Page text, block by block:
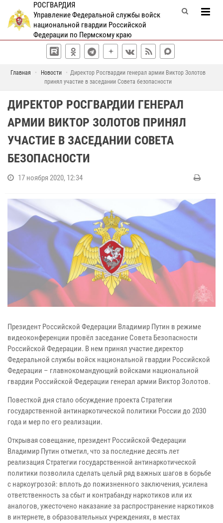
РОСГВАРДИЯ
Управление Федеральной службы войск
национальной гвардии Российской
Федерации по Пермскому краю
Главная Новости
Директор Росгвардии генерал армии Виктор Золотов
принял участие в заседании Совета безопасности
ДИРЕКТОР РОСГВАРДИИ ГЕНЕРАЛ
АРМИИ ВИКТОР ЗОЛОТОВ ПРИНЯЛ
УЧАСТИЕ В ЗАСЕДАНИИ СОВЕТА
БЕЗОПАСНОСТИ
17 ноября 2020, 12:34
Президент Российской Федерации Владимир Путин в режиме
видеоконференции провёл заседание Совета Безопасности
Российской Федерации. В нем принял участие директор
Федеральной службы войск национальной гвардии Российской
Федерации – главнокомандующий войсками национальной
гвардии Российской Федерации генерал армии Виктор Золотов.
Повесткой дня стало обсуждение проекта Стратегии
государственной антинаркотической политики России до 2030
года и мер по его реализации.
Открывая совещание, президент Российской Федерации
Владимир Путин отметил, что за последние десять лет
реализация Стратегии государственной антинаркотической
политики позволила сделать целый ряд важных шагов в борьбе
с наркоугрозой: вплоть до пожизненного заключения, усилена
ответственность за сбыт и контрабанду наркотиков или их
аналогов, ужесточено наказание за распространение наркотиков
в интернете, в образовательных учреждениях, в местах